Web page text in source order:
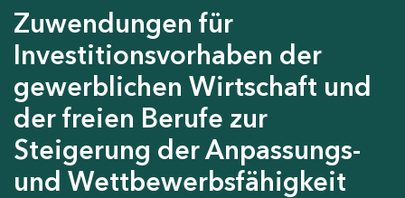
Zuwendungen für
Investitionsvorhaben der
gewerblichen Wirtschaft und
der freien Berufe zur
Steigerung der Anpassungs-
und Wettbewerbsfähigkeit